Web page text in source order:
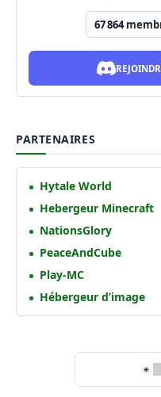
67 864
PARTENAIRES
Hytale World
Hebergeur Minecraft
NationsGlory
PeaceAndCube
Play-MC
Hébergeur d’image